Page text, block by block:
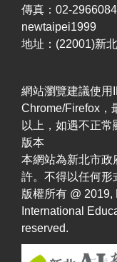
傳真：02-
newtaipei1999
地址：(22001)新
網站瀏覽建議使用
Chrome/Firefox，
以上，如遇不正
版本
本網站為新北市政
許。不得以任何形
版權所有 @
International
reserved.